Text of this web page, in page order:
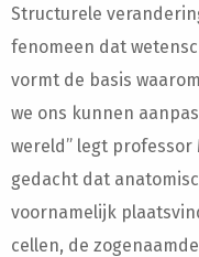
Structurele
fenomeen dat
vormt de basis
we ons kunnen
wereld” legt professor
gedacht dat
voornamelijk
cellen, de